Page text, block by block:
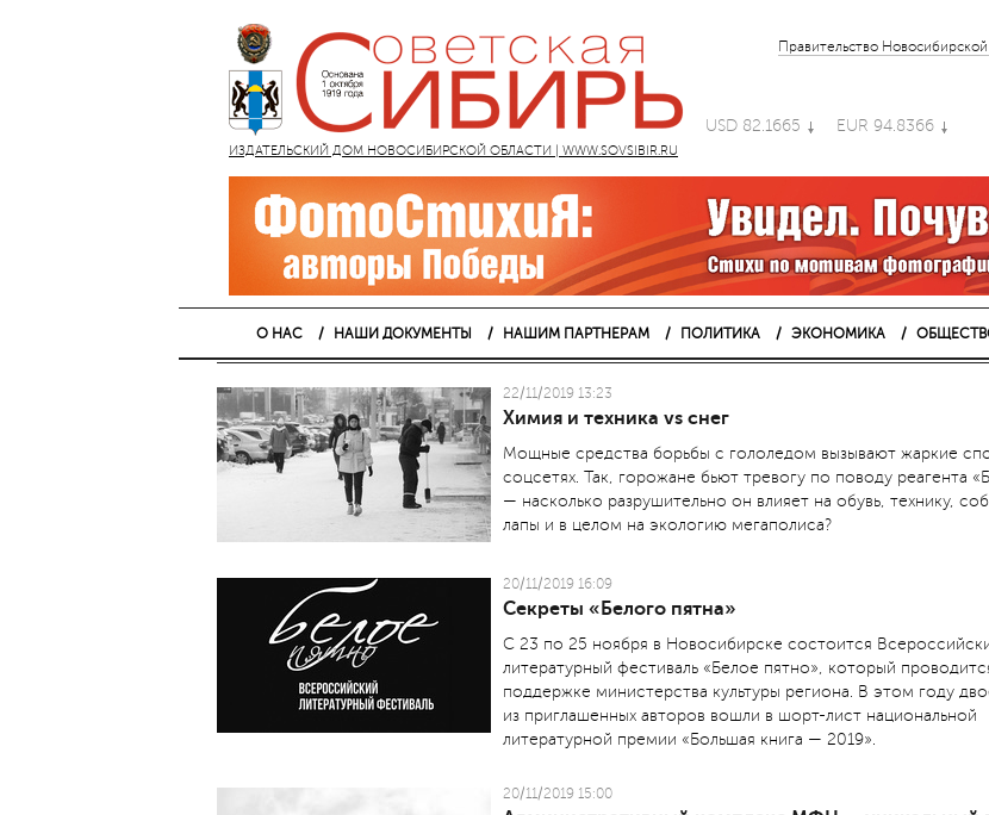
ИЗДАТЕЛЬСКИЙ ДОМ НОВОСИБИРСКОЙ ОБЛАСТИ | WWW.SOVSIBIR.RU
Правительство Новосибирской
USD 82.1665 EUR 94.8366
О НАС НАШИ ДОКУМЕНТЫ НАШИМ ПАРТНЕРАМ ПОЛИТИКА ЭКОНОМИКА
22/11/2019 13:23
Химия и техника vs снег
Мощные средства борьбы с гололедом вызывают жаркие
соцсетях. Так, горожане бьют тревогу по поводу реагента
— насколько разрушительно он влияет на обувь, технику,
лапы и в целом на экологию мегаполиса?
20/11/2019 16:09
Секреты «Белого пятна»
С 23 по 25 ноября в Ново­сибирске состоится
литературный фестиваль «Белое пятно», который
поддержке министерства культуры региона. В этом году
из приглашенных авторов вошли в шорт-лист национальной
литературной премии «Большая книга — 2019».
20/11/2019 15:00